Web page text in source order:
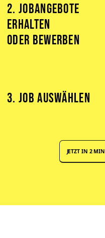
2. JOBANGEBOTE
ERHALTEN
ODER BEWERBEN
3. JOB AUSWÄHLEN
JETZT IN 2